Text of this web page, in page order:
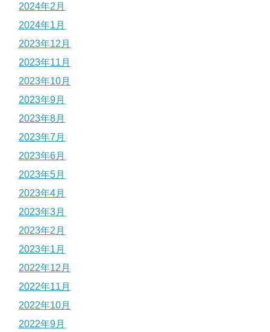
2024年2月
2024年1月
2023年12月
2023年11月
2023年10月
2023年9月
2023年8月
2023年7月
2023年6月
2023年5月
2023年4月
2023年3月
2023年2月
2023年1月
2022年12月
2022年11月
2022年10月
2022年9月